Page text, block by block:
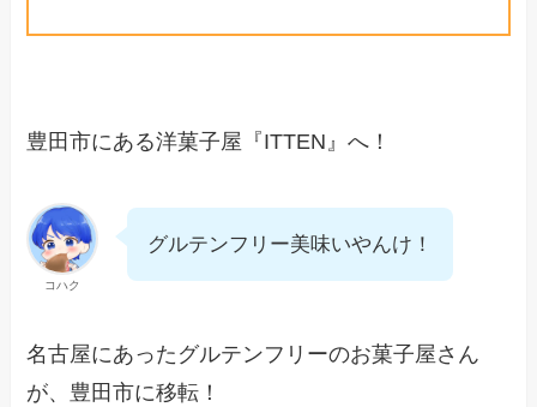
豊田市にある洋菓子屋『ITTEN』へ！
コハク
グルテンフリー美味いやんけ！
名古屋にあったグルテンフリーのお菓子屋さん
が、豊田市に移転！